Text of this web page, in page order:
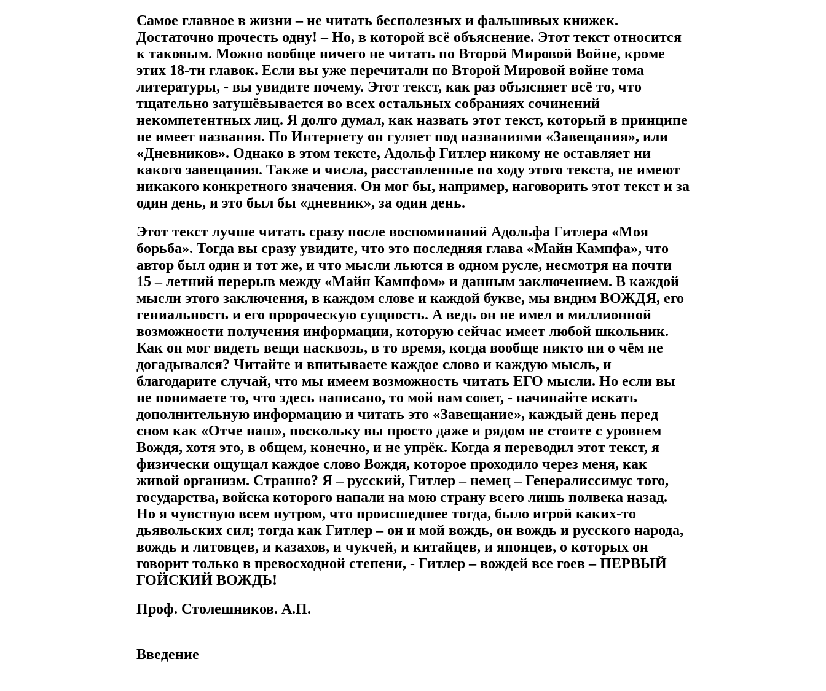
Самое главное в жизни – не читать бесполезных и фальшивых книжек.
Достаточно прочесть одну! – Но, в которой всё объяснение. Этот текст относится
к таковым. Можно вообще ничего не читать по Второй Мировой Войне, кроме
этих 18-ти главок. Если вы уже перечитали по Второй Мировой войне тома
литературы, - вы увидите почему. Этот текст, как раз объясняет всё то, что
тщательно затушёвывается во всех остальных собраниях сочинений
некомпетентных лиц. Я долго думал, как назвать этот текст, который в принципе
не имеет названия. По Интернету он гуляет под названиями «Завещания», или
«Дневников». Однако в этом тексте, Адольф Гитлер никому не оставляет ни
какого завещания. Также и числа, расставленные по ходу этого текста, не имеют
никакого конкретного значения. Он мог бы, например, наговорить этот текст и за
один день, и это был бы «дневник», за один день.
Этот текст лучше читать сразу после воспоминаний Адольфа Гитлера «Моя
борьба». Тогда вы сразу увидите, что это последняя глава «Майн Кампфа», что
автор был один и тот же, и что мысли льются в одном русле, несмотря на почти
15 – летний перерыв между «Майн Кампфом» и данным заключением. В каждой
мысли этого заключения, в каждом слове и каждой букве, мы видим ВОЖДЯ, его
гениальность и его пророческую сущность. А ведь он не имел и миллионной
возможности получения информации, которую сейчас имеет любой школьник.
Как он мог видеть вещи насквозь, в то время, когда вообще никто ни о чём не
догадывался? Читайте и впитываете каждое слово и каждую мысль, и
благодарите случай, что мы имеем возможность читать ЕГО мысли. Но если вы
не понимаете то, что здесь написано, то мой вам совет, - начинайте искать
дополнительную информацию и читать это «Завещание», каждый день перед
сном как «Отче наш», поскольку вы просто даже и рядом не стоите с уровнем
Вождя, хотя это, в общем, конечно, и не упрёк. Когда я переводил этот текст, я
физически ощущал каждое слово Вождя, которое проходило через меня, как
живой организм. Странно? Я – русский, Гитлер – немец – Генералиссимус того,
государства, войска которого напали на мою страну всего лишь полвека назад.
Но я чувствую всем нутром, что происшедшее тогда, было игрой каких-то
дьявольских сил; тогда как Гитлер – он и мой вождь, он вождь и русского народа,
вождь и литовцев, и казахов, и чукчей, и китайцев, и японцев, о которых он
говорит только в превосходной степени, - Гитлер – вождей все гоев – ПЕРВЫЙ
ГОЙСКИЙ ВОЖДЬ!
Проф. Столешников. А.П.
Введение